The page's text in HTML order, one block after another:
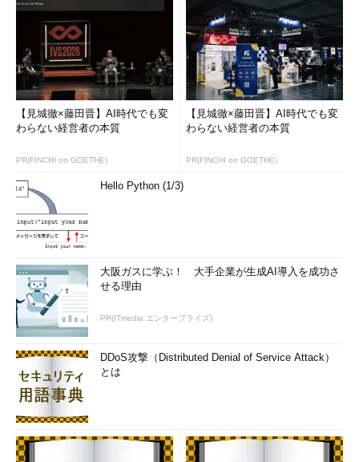
【見城徹×藤田晋】AI時代でも変
わらない経営者の本質
PR(FINCHI on GOETHE)
【見城徹×藤田晋】AI時代でも変
わらない経営者の本質
PR(FINCHI on GOETHE)
Hello Python (1/3)
大阪ガスに学ぶ！ 大手企業が生成AI導入を成功さ
せる理由
PR(ITmedia エンタープライズ)
DDoS攻撃（Distributed Denial of Service Attack）
とは